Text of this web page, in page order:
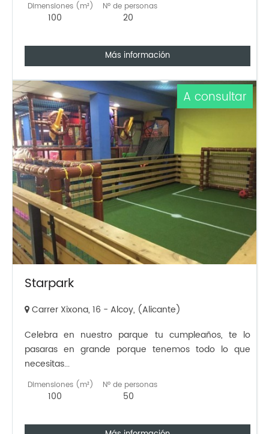
Dimensiones (m²)
100
Nº de personas
20
Más información
Starpark
A consultar
Carrer Xixona, 16 - Alcoy, (Alicante)
Celebra en nuestro parque tu cumpleaños, te lo
pasaras en grande porque tenemos todo lo que
necesitas...
Dimensiones (m²)
100
Nº de personas
50